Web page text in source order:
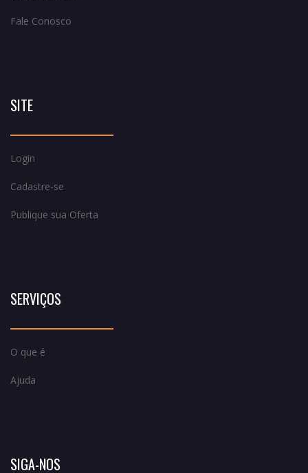
Fale Conosco
SITE
Login
Cadastre-se
Publique sua Oferta
SERVIÇOS
O que é
Ajuda
SIGA-NOS